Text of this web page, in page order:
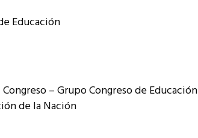
Educación
– Grupo Congreso de Educación
de la Nación